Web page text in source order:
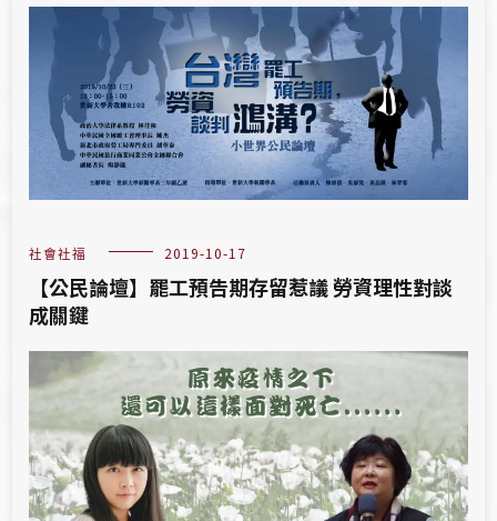
社會社福 2019-10-17
【公民論壇】罷工預告期存留惹議 勞資理性對談
成關鍵